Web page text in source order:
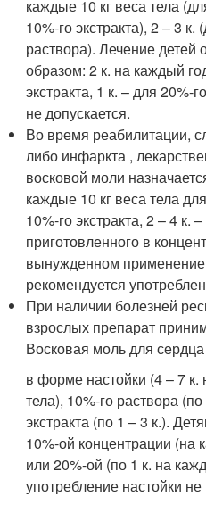
каждые 10 кг веса тела
10%-го экстракта), 2 – 3
раствора). Лечение
образом: 2 к. на каждый
экстракта, 1 к. – для 20%-
не допускается.
Во время реабилитации,
либо инфаркта ,
восковой моли
каждые 10 кг веса тела
10%-го экстракта, 2 – 4 к.
приготовленного в
вынужденном
рекомендуется
При наличии болезней
взрослых препарат
Восковая моль для сердца
в форме настойки (4 – 7
тела), 10%-го раствора
экстракта (по 1 – 3 к.).
10%-ой концентрации (на
или 20%-ой (по 1 к. на
употребление настойки